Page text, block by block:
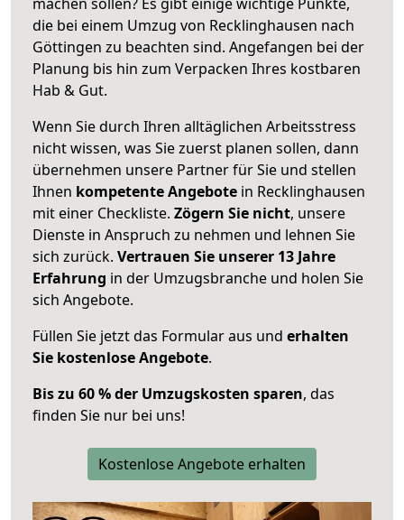
die bei einem Umzug von Recklinghausen nach
Göttingen zu beachten sind. Angefangen bei der
Planung bis hin zum Verpacken Ihres kostbaren
Hab & Gut.
Wenn Sie durch Ihren alltäglichen Arbeitsstress
nicht wissen, was Sie zuerst planen sollen, dann
übernehmen unsere Partner für Sie und stellen
Ihnen kompetente Angebote in Recklinghausen
mit einer Checkliste. Zögern Sie nicht, unsere
Dienste in Anspruch zu nehmen und lehnen Sie
sich zurück. Vertrauen Sie unserer 13 Jahre
Erfahrung in der Umzugsbranche und holen Sie
sich Angebote.
Füllen Sie jetzt das Formular aus und erhalten
Sie kostenlose Angebote.
Bis zu 60 % der Umzugskosten sparen, das
finden Sie nur bei uns!
Kostenlose Angebote erhalten